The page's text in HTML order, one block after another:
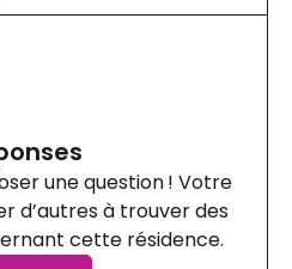
une question ! Votre
d’autres à trouver des
cette résidence.